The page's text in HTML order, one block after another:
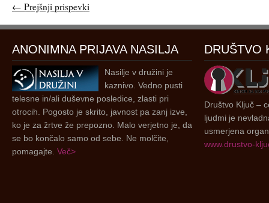
← Prejšnji prispevki
ANONIMNA PRIJAVA NASILJA
Nasilje v družini je
kaznivo. Vedno pusti
telesne in/ali duševne posledice, zlasti pri
otrocih. Pogosto je skrito, javnost pa zanj izve,
ko je za žrtve že prepozno. Malo verjetno je, da
se bo končalo samo od sebe. Ne molčite,
pomagajte. Več>
DRUŠTVO
Društvo Ključ –
ljudmi je
usmerjena
www.drustvo-